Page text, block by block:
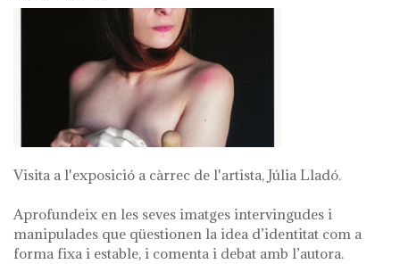
Visita a l'exposició a càrrec de l'artista, Júlia Lladó.
Aprofundeix en les seves imatges intervingudes i
manipulades que qüestionen la idea d’identitat com a
forma fixa i estable, i comenta i debat amb l’autora.